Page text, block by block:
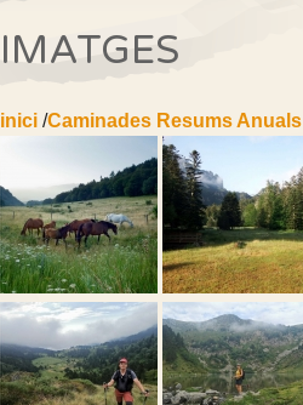
IMATGES
inici /Caminades Resums Anuals